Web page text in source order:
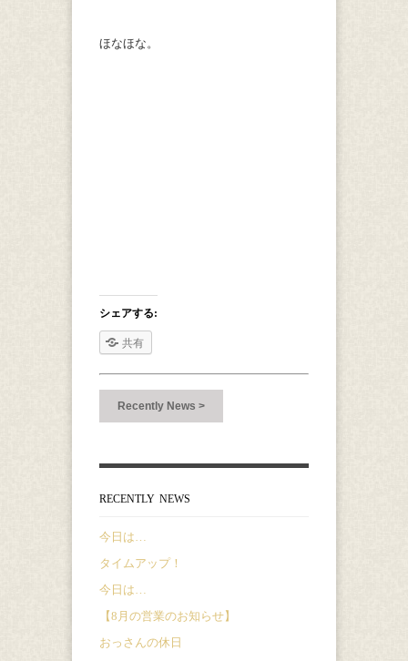
ほなほな。
シェアする:
共有
Recently News >
RECENTLY NEWS
今日は…
タイムアップ！
今日は…
【8月の営業のお知らせ】
おっさんの休日